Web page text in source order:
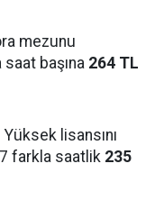
mezunu
başına 264 TL
Yüksek lisansını
farkla saatlik 235